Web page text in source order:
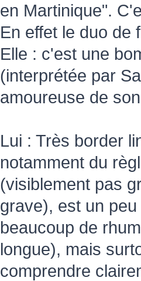
en Martinique".
En effet le duo de
Elle : c'est une
(interprétée par
amoureuse de
Lui : Très border
notamment du
(visiblement pas
grave), est un
beaucoup de
longue), mais
comprendre